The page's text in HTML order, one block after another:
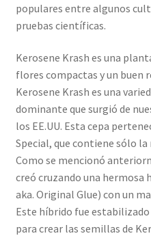
populares entre algunos
pruebas científicas.
Kerosene Krash es una
flores compactas y un buen
Kerosene Krash es una
dominante que surgió de
los EE.UU. Esta cepa
Special, que contiene sólo la
Como se mencionó
creó cruzando una hermosa
aka. Original Glue) con un
Este híbrido fue
para crear las semillas de